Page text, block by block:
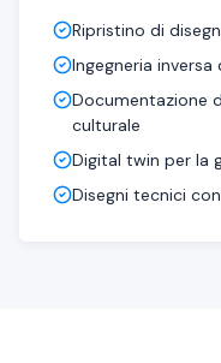
Ripristino di
Ingegneria
Documentazione
culturale
Digital twin per la
Disegni tecnici